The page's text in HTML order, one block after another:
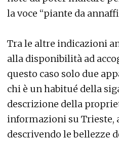
la voce “piante da
Tra le altre indicazioni
alla disponibilità ad
questo caso solo due
chi è un habitué della
descrizione della
informazioni su Trieste,
descrivendo le bellezze